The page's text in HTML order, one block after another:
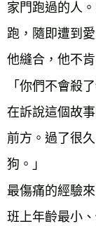
家門跑過的人
跑，隨即遭到
他縫合，他不
「你們不會殺
在訴說這個故
前方。過了很
狗。」
最傷痛的經驗
班上年齡最小